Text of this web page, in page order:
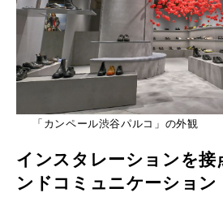
「カンペール渋谷パルコ」の外観
インスタレーションを接
ンドコミュニケーション